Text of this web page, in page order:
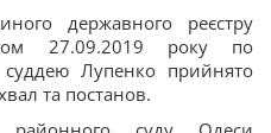
державного реєстру
27.09.2019 року по
Лупенко прийнято
та постанов.